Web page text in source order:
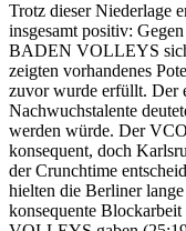
Trotz dieser Niederlage
insgesamt positiv:
BADEN VOLLEYS
zeigten vorhandenes
zuvor wurde erfüllt. Der
Nachwuchstalente
werden würde. Der
konsequent, doch
der Crunchtime
hielten die Berliner
konsequente